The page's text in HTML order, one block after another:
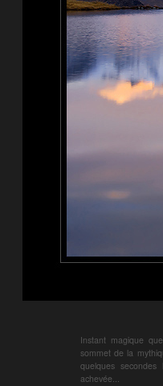
Instant magique
sommet de la
quelques
achevée...